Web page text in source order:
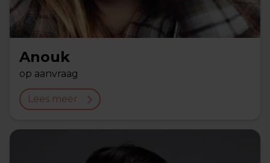
Anouk
op aanvraag
Lees meer